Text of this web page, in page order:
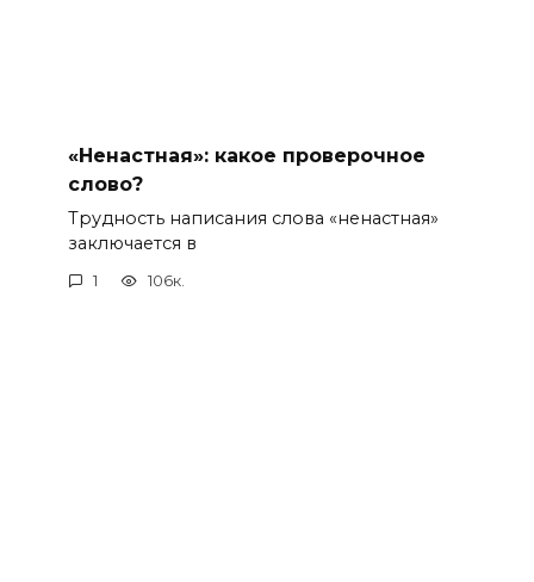
«Ненастная»: какое проверочное
слово?
Трудность написания слова «ненастная»
заключается в
1 106к.